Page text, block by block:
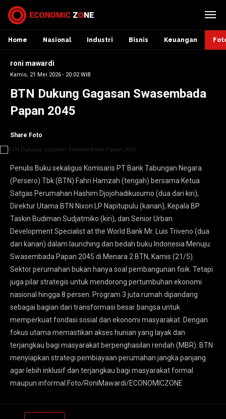
Home Nasional Industri Bisnis Keuangan
roni mawardi
Kamis, 21 Mei 2026 - 20:02 WIB
BTN Dukung Gagasan Swasembada
Papan 2045
Share Foto
Penulis Buku sekaligus Komisaris PT Bank Tabungan Negara
(Persero) Tbk (BTN) Fahri Hamzah (tengah) bersama Ketua
Satgas Perumahan Hashim Djojohadikusumo (dua dari kiri),
Direktur Utama BTN Nixon LP Napitupulu (kanan), Kepala BP
Taskin Budiman Sudjatmiko (kiri), dan Senior Urban
Development Specialist at the World Bank Mr. Luis Triveno (dua
dari kanan) dalam launching dan bedah buku Indonesia Menuju
Swasembada Papan 2045 di Menara 2 BTN, Kamis (21/5).
Sektor perumahan bukan hanya soal pembangunan fisik. Tetapi
juga pilar strategis untuk mendorong pertumbuhan ekonomi
nasional hingga 8 persen. Program 3 juta rumah dipandang
sebagai bagian dari transformasi besar bangsa untuk
memperkuat fondasi sosial dan ekonomi masyarakat. Dengan
fokus utama memastikan akses hunian yang layak dan
terjangkau bagi masyarakat berpenghasilan rendah (MBR). BTN
menyiapkan strategi pembiayaan perumahan jangka panjang
agar lebih inklusif dan terjangkau bagi masyarakat formal
maupun informal.Foto/RoniMawardi/ECONOMICZONE